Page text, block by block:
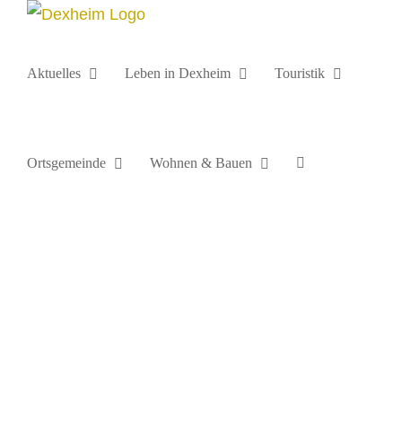
Zum
springen
Aktuelles Leben in Dexheim Touristik
Ortsgemeinde Wohnen & Bauen